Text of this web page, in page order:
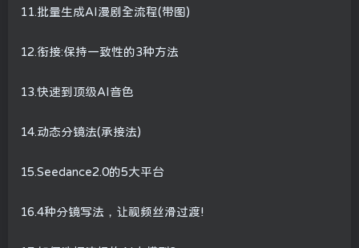
11.批量生成AI漫剧全流程(带图)
12.衔接:保持一致性的3种方法
13.快速到顶级AI音色
14.动态分镜法(承接法)
15.Seedance2.0的5大平台
16.4种分镜写法，让视频丝滑过渡!